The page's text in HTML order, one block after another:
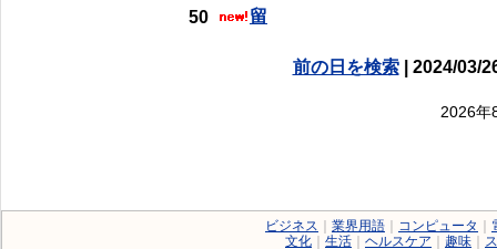
50
留
前の日を検索| 2024/03/
2026年
ビジネス 業界用語 コンピュータ
文化
生活 ヘルスケア 趣味